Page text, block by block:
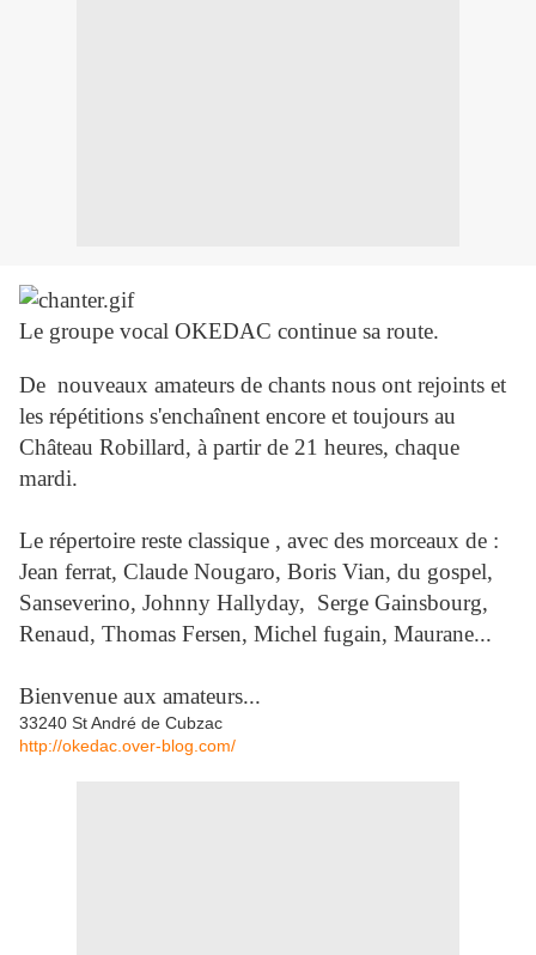
Le groupe vocal OKEDAC continue sa route.
De nouveaux amateurs de chants nous ont rejoints et
les répétitions s'enchaînent encore et toujours au
Château Robillard, à partir de 21 heures, chaque
mardi.
Le répertoire reste classique , avec des morceaux de :
Jean ferrat, Claude Nougaro, Boris Vian, du gospel,
Sanseverino, Johnny Hallyday, Serge Gainsbourg,
Renaud, Thomas Fersen, Michel fugain, Maurane...
Bienvenue aux amateurs...
33240 St André de Cubzac
http://okedac.over-blog.com/